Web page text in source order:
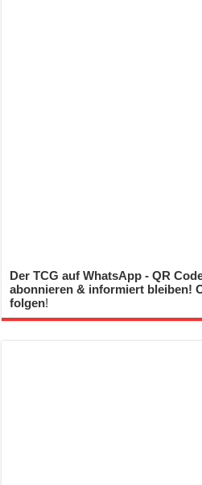
Der TCG auf WhatsApp - QR
abonnieren & informiert bleiben!
folgen!